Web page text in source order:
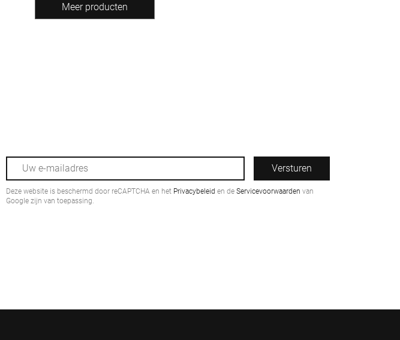
Versturen
Deze website is beschermd door reCAPTCHA en het Privacybeleid en de Servicevoorwaarden van
Google zijn van toepassing.